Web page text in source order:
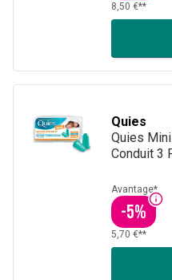
8,50 €**
Quies
Quies
Conduit 3
Avantage*
-5%
5,70 €**